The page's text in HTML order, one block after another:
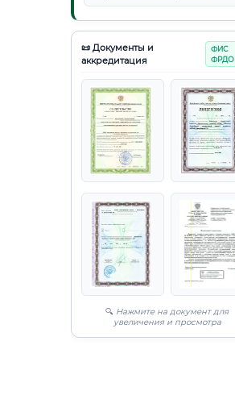
📜 Документы и
аккредитация
ФИС
ФРДО
🔍 Нажмите на документ для
увеличения и просмотра